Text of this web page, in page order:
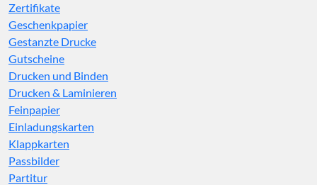
Zertifikate
Geschenkpapier
Gestanzte Drucke
Gutscheine
Drucken und Binden
Drucken & Laminieren
Feinpapier
Einladungskarten
Klappkarten
Passbilder
Partitur